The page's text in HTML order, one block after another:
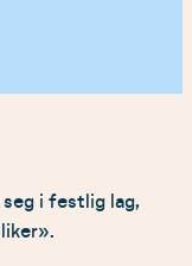
både når det
i festlig lag,